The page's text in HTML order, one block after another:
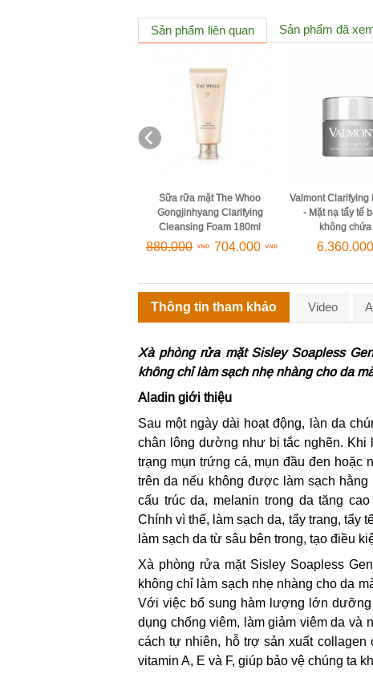
Sản phẩm liên quan Sản phẩm đã
Valmont Clarifying Pack 50ml
- Mặt nạ tẩy tế bào chết
không chứa hạt
6.360.000
Valmont Face
- Kem tẩy tế bào
cho da
4.040.000
Thông tin tham khảo Video
Xà phòng rửa mặt Sisley Soapless
không chỉ làm sạch nhẹ nhàng cho da
Aladin giới thiệu
Sau một ngày dài hoạt động, làn da
chân lông dường như bị tắc nghẽn. Khi
trạng mụn trứng cá, mụn đầu đen
trên da nếu không được làm sạch
cấu trúc da, melanin trong da tăng
Chính vì thế, làm sạch da, tẩy trang, tẩy
làm sạch da từ sâu bên trong, tạo điều
Xà phòng rửa mặt Sisley Soapless
không chỉ làm sạch nhẹ nhàng cho da
Với việc bổ sung hàm lượng lớn
dụng chống viêm, làm giảm viêm da
cách tự nhiên, hỗ trợ sản xuất
vitamin A, E và F, giúp bảo vệ chúng ta